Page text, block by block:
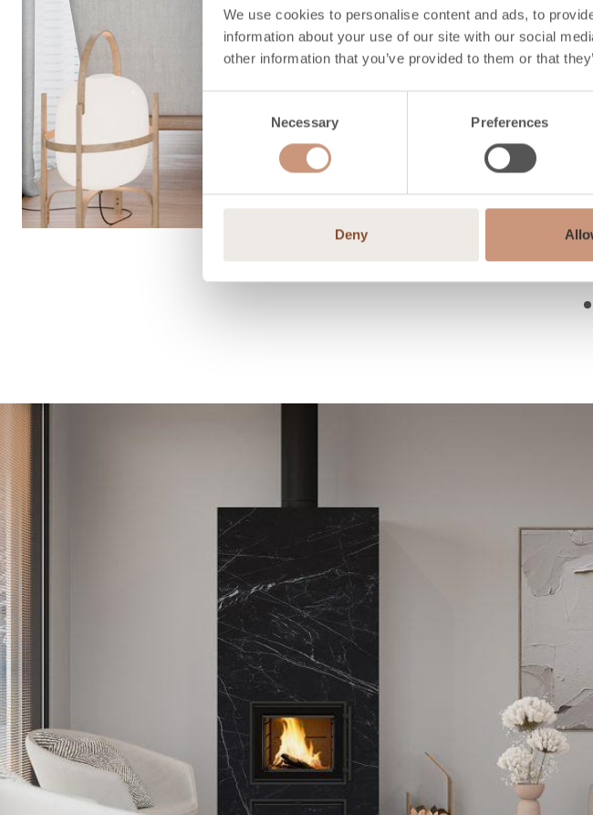
We use cookies to personalise content and ads, to
information about your use of our site with our social
other information that you’ve provided to them or that
Selection
Necessary Preferences
Deny